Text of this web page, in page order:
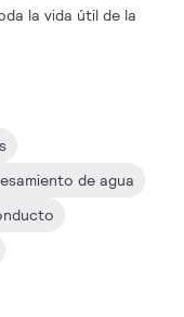
la vida útil de la
de agua